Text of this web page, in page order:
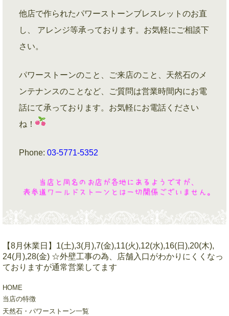
他店で作られたパワーストーンブレスレットのお直
し、 アレンジ等承っております。お気軽にご相談下
さい。
パワーストーンのこと、ご来店のこと、天然石のメ
ンテナンスのことなど、ご質問は営業時間内にお電
話にて承っております。お気軽にお電話ください
ね！
Phone: 03-5771-5352
【8月休業日】1(土),3(月),7(金),11(火),12(水),16(日),20(木),
24(月),28(金) ☆外壁工事の為、店舗入口がわかりにくくなっ
ておりますが通常営業してます
HOME
当店の特徴
天然石・パワーストーン一覧